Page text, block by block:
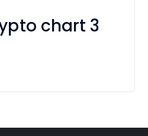
chart 3